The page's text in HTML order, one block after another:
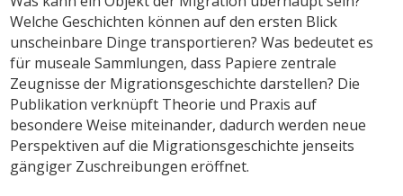
Welche Geschichten kön­­­­nen auf den ersten Blick
unschein­ba­re Dinge transportieren? Was bedeutet es
für museale Sammlungen, dass Pa­­­pie­­­re zentrale
Zeugnisse der Migrations­geschichte darstellen? Die
Publikation verknüpft Theorie und Praxis auf
besondere Weise miteinander, dadurch werden neue
Perspek­tiven auf die Migrationsgeschichte jen­seits
gängiger Zuschreibungen eröffnet.